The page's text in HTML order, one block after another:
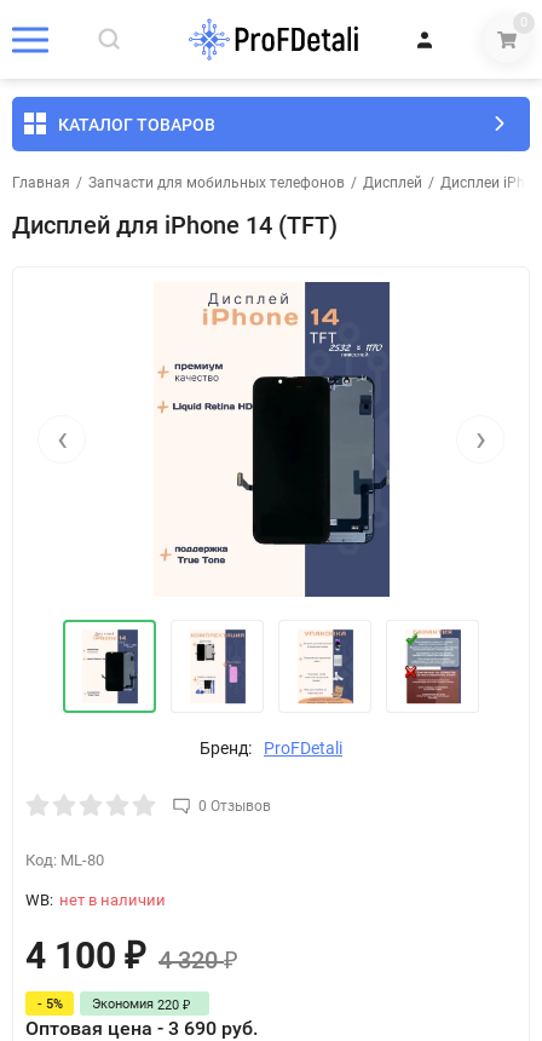
0
КАТАЛОГ ТОВАРОВ
Главная / Запчасти для мобильных телефонов / Дисплей / Дисплеи
Дисплей для iPhone 14 (TFT)
‹ ›
Бренд: ProFDetali
0 Отзывов
Код: ML-80
WB: нет в наличии
4 100 ₽ 4 320₽
- 5% Экономия 220 ₽
Оптовая цена - 3 690 руб.